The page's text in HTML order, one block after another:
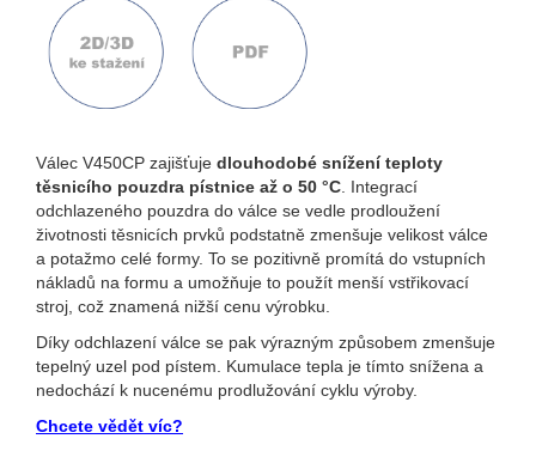
Válec V450CP zajišťuje dlouhodobé snížení teploty
těsnicího pouzdra pístnice až o 50 °C. Integrací
odchlazeného pouzdra do válce se vedle prodloužení
životnosti těsnicích prvků podstatně zmenšuje velikost válce
a potažmo celé formy. To se pozitivně promítá do vstupních
nákladů na formu a umožňuje to použít menší vstřikovací
stroj, což znamená nižší cenu výrobku.
Díky odchlazení válce se pak výrazným způsobem zmenšuje
tepelný uzel pod pístem. Kumulace tepla je tímto snížena a
nedochází k nucenému prodlužování cyklu výroby.
Chcete vědět víc?